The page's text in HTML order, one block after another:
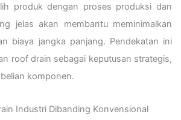
produk dengan proses produksi dan
jelas akan membantu meminimalkan
biaya jangka panjang. Pendekatan ini
roof drain sebagai keputusan strategis,
komponen.
Industri Dibanding Konvensional